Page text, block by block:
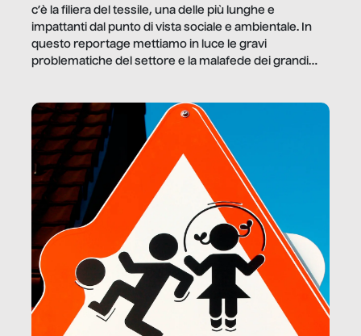
c’è la filiera del tessile, una delle più lunghe e
impattanti dal punto di vista sociale e ambientale. In
questo reportage mettiamo in luce le gravi
problematiche del settore e la malafede dei grandi